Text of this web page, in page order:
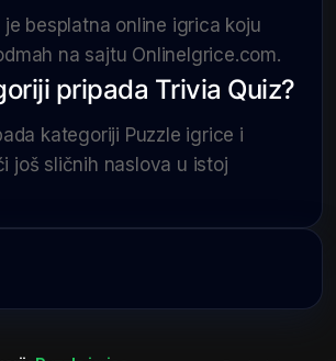
je besplatna online igrica koju
na sajtu OnlineIgrice.com.
pripada Trivia Quiz?
kategoriji Puzzle igrice i
još sličnih naslova u istoj